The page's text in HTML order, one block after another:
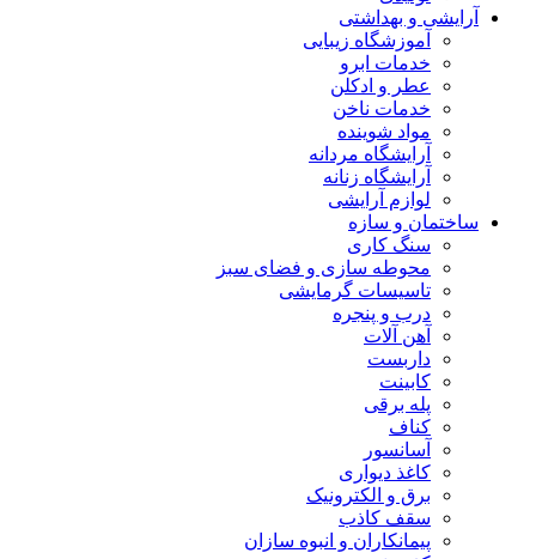
آرایشی و بهداشتی
آموزشگاه زیبایی
خدمات ابرو
عطر و ادکلن
خدمات ناخن
مواد شوینده
آرایشگاه مردانه
آرایشگاه زنانه
لوازم آرایشی
ساختمان و سازه
سنگ کاری
محوطه سازی و فضای سبز
تاسیسات گرمایشی
درب و پنجره
آهن آلات
داربست
کابینت
پله برقی
کناف
آسانسور
کاغذ دیواری
برق و الکترونیک
سقف کاذب
پیمانکاران و انبوه سازان